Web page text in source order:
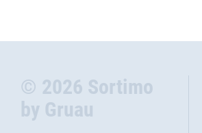
© 2026 Sortimo
by Gruau